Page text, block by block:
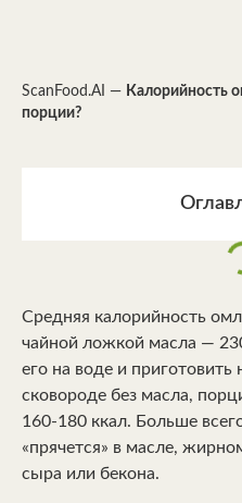
ScanFood.AI — Калорийность
порции?
Средняя калорийность
чайной ложкой масла —
его на воде и приготовить
сковороде без масла,
160-180 ккал. Больше
«прячется» в масле,
сыра или бекона.